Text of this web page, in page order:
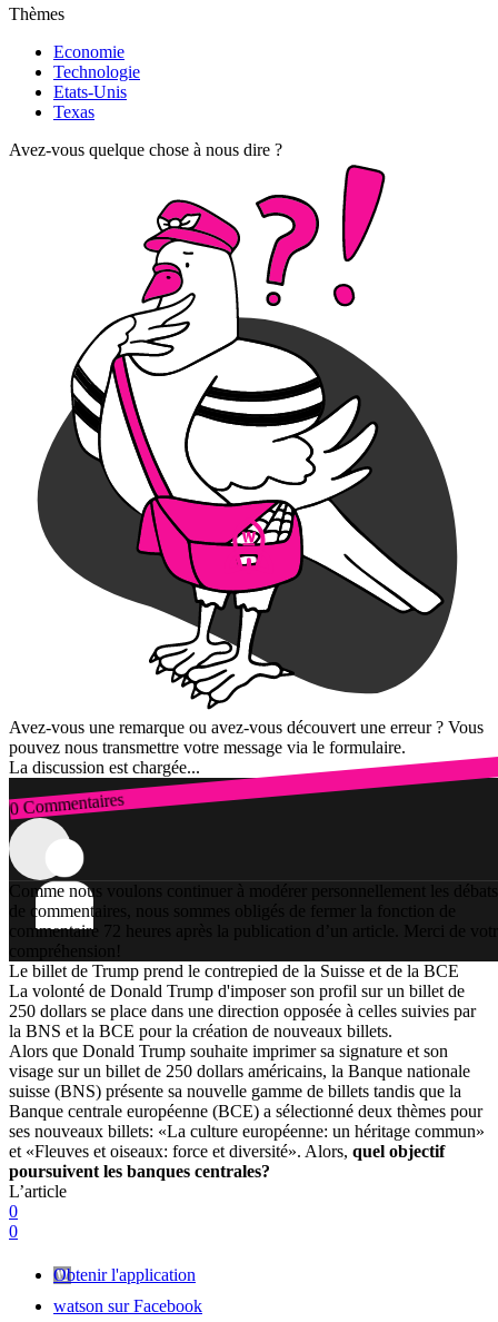
Thèmes
Economie
Technologie
Etats-Unis
Texas
Avez-vous quelque chose à nous dire ?
Avez-vous une remarque ou avez-vous découvert une erreur ? Vous
pouvez nous transmettre votre message via le formulaire.
La discussion est chargée...
0 Commentaires
Connexion
Comme nous voulons continuer à modérer personnellement les débats
de commentaires, nous sommes obligés de fermer la fonction de
commentaire 72 heures après la publication d’un article. Merci de
compréhension!
Le billet de Trump prend le contrepied de la Suisse et de la BCE
La volonté de Donald Trump d'imposer son profil sur un billet de
250 dollars se place dans une direction opposée à celles suivies par
la BNS et la BCE pour la création de nouveaux billets.
Alors que Donald Trump souhaite imprimer sa signature et son
visage sur un billet de 250 dollars américains, la Banque nationale
suisse (BNS) présente sa nouvelle gamme de billets tandis que la
Banque centrale européenne (BCE) a sélectionné deux thèmes pour
ses nouveaux billets: «La culture européenne: un héritage commun»
et «Fleuves et oiseaux: force et diversité». Alors, quel objectif
poursuivent les banques centrales?
L’article
0
0
Obtenir l'application
watson sur Facebook